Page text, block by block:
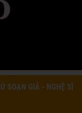
SOẠN GIẢ - NGHỆ SĨ